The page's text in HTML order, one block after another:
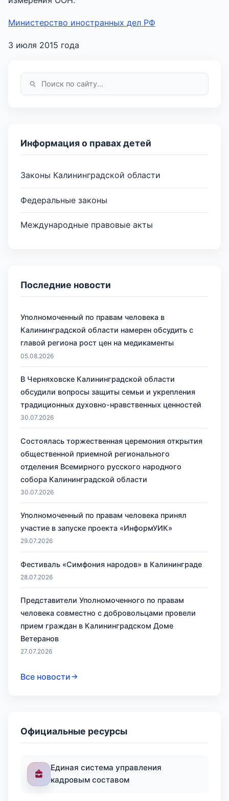
Министерство иностранных дел РФ
3 июля 2015 года
Информация о правах детей
Законы Калининградской области
Федеральные законы
Международные правовые акты
Последние новости
Уполномоченный по правам человека в
Калининградской области намерен обсудить с
главой региона рост цен на медикаменты
05.08.2026
В Черняховске Калининградской области
обсудили вопросы защиты семьи и укрепления
традиционных духовно-нравственных ценностей
30.07.2026
Состоялась торжественная церемония открытия
общественной приемной регионального
отделения Всемирного русского народного
собора Калининградской области
30.07.2026
Уполномоченный по правам человека принял
участие в запуске проекта «ИнформУИК»
29.07.2026
Фестиваль «Симфония народов» в Калининграде
28.07.2026
Представители Уполномоченного по правам
человека совместно с добровольцами провели
прием граждан в Калининградском Доме
Ветеранов
27.07.2026
Все новости
Официальные ресурсы
Единая система управления
кадровым составом